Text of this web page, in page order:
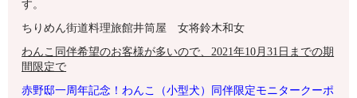
す。
ちりめん街道料理旅館井筒屋 女将鈴木和女
わんこ同伴希望のお客様が多いので、2021年10月31日までの期
間限定で
赤野邸一周年記念！わんこ（小型犬）同伴限定モニタークーポ